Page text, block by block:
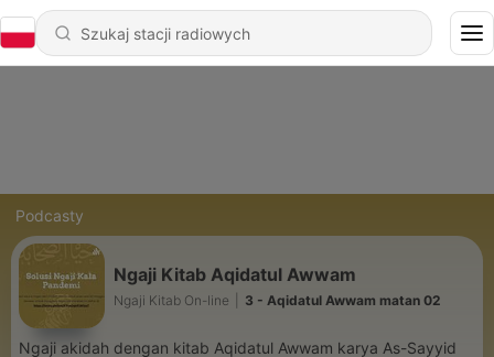
Podcasty
Ngaji Kitab Aqidatul Awwam
Ngaji Kitab On-line 3 - Aqidatul Awwam matan 02
Ngaji akidah dengan kitab Aqidatul Awwam karya As-Sayyid